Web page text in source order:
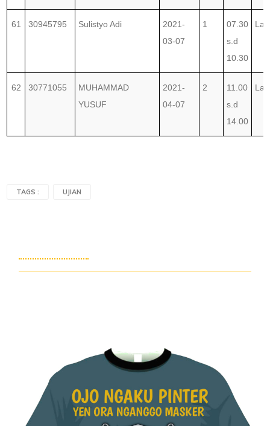
61 30945795 Sulistyo Adi
2021-
03-07
1
07.30
s.d
10.30
62 30771055
MUHAMMAD
YUSUF
2021-
04-07
2
11.00
s.d
14.00
TAGS : UJIAN